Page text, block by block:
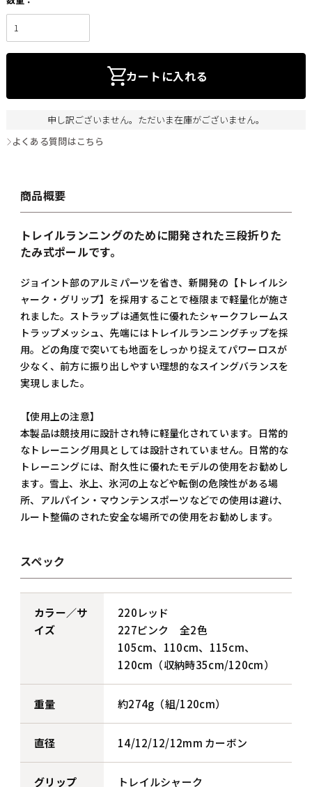
カートに入れる
申し訳ございません。ただいま在庫がございません。
よくある質問はこちら
商品概要
トレイルランニングのために開発された三段折りた
たみ式ポールです。
ジョイント部のアルミパーツを省き、新開発の【トレイルシ
ャーク・グリップ】を採用することで極限まで軽量化が施さ
れました。ストラップは通気性に優れたシャークフレームス
トラップメッシュ、先端にはトレイルランニングチップを採
用。どの角度で突いても地面をしっかり捉えてパワーロスが
少なく、前方に振り出しやすい理想的なスイングバランスを
実現しました。
【使用上の注意】
本製品は競技用に設計され特に軽量化されています。日常的
なトレーニング用具としては設計されていません。日常的な
トレーニングには、耐久性に優れたモデルの使用をお勧めし
ます。雪上、氷上、氷河の上などや転倒の危険性がある場
所、アルパイン・マウンテンスポーツなどでの使用は避け、
ルート整備のされた安全な場所での使用をお勧めします。
スペック
カラー／サ
イズ
220レッド
227ピンク 全2色
105cm、110cm、115cm、
120cm（収納時35cm/120cm）
重量 約274g（組/120cm）
直径 14/12/12/12mm カーボン
グリップ トレイルシャーク